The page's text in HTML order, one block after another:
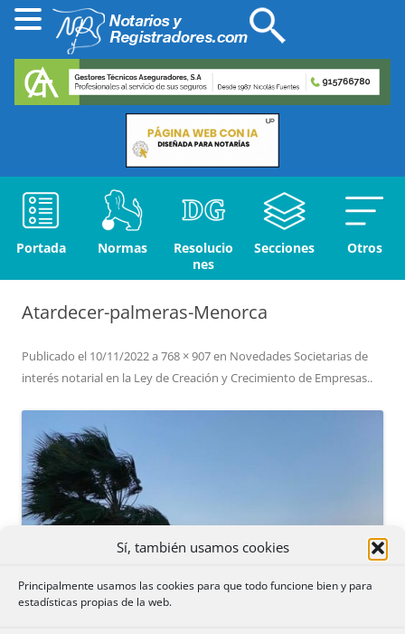
Sí, también usamos cookies
Principalmente usamos las cookies para que todo funcione bien y para
estadísticas propias de la web.
Portada Normas
Resolucio
nes
Secciones Otros
Atardecer-palmeras-Menorca
Publicado el 10/11/2022a 768 × 907en Novedades Societarias de
interés notarial en la Ley de Creación y Crecimiento de Empresas..